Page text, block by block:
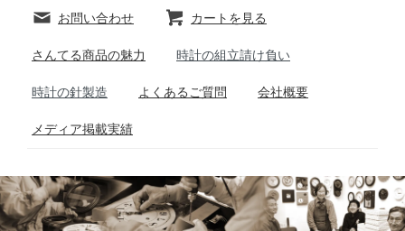
お問い合わせ カートを見る
さんてる商品の魅力 時計の組立請け負い
時計の針製造 よくあるご質問 会社概要
メディア掲載実績